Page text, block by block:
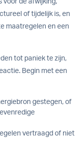
voor de afwijking,
of tijdelijk is, en
maatregelen en een
tot paniek te zijn,
Begin met een
gestegen, of
vertraagd of niet